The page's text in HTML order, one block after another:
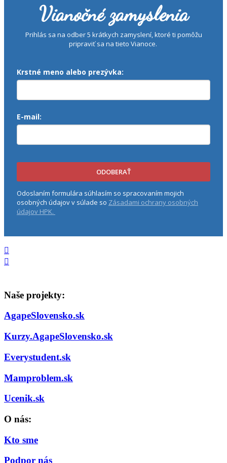
Vianočné zamyslenia
Prihlás sa na odber 5 krátkych zamyslení, ktoré ti pomôžu
pripraviť sa na tieto Vianoce.
Krstné meno alebo prezývka:
E-mail:
ODOBERAŤ
Odoslaním formulára súhlasím so spracovaním mojich
osobných údajov v súlade so Zásadami ochrany osobných
údajov HPK.
Naše projekty:
AgapeSlovensko.sk
Kurzy.AgapeSlovensko.sk
Everystudent.sk
Mamproblem.sk
Ucenik.sk
O nás:
Kto sme
Podpor nás